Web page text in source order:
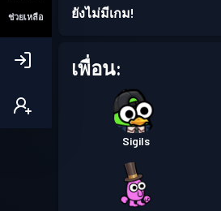
ช่วยเหลือ ยังไม่มีเกม!
เพื่อน:
Sigils